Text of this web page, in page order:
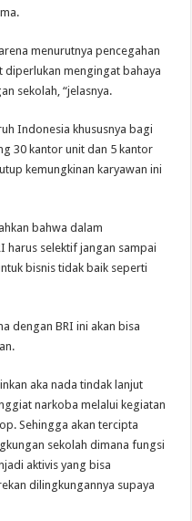
menurutnya pencegahan
mengingat bahaya
sekolah, “jelasnya.
Indonesia khususnya bagi
30 kantor unit dan 5 kantor
kemungkinan karyawan ini
bahwa dalam
harus selektif jangan sampai
bisnis tidak baik seperti
dengan BRI ini akan bisa
aka nada tindak lanjut
narkoba melalui kegiatan
Sehingga akan tercipta
sekolah dimana fungsi
aktivis yang bisa
dilingkungannya supaya